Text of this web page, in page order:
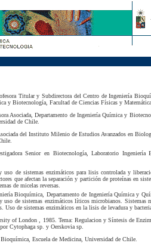
Titular y Subdirectora del Centro de Ingeniería
y Biotecnología, Facultad de Ciencias Físicas y
Asociada, Departamento de Ingeniería Química y
de Chile.
del Instituto Milenio de Estudios Avanzados en
Senior en Biotecnología, Laboratorio
uso de sistemas enzimáticos para lisis controlada y
que afectan la separación y partición de proteínas en
de micelas reversas.
Bioquímica, Departamento de Ingeniería Química y
de sistemas enzimáticos líticos microbianos. Sistemas
Uso de sistemas enzimáticos en la lisis de levadura y
of London , 1985. Tema: Regulacion y Síntesis de
Cytophaga sp. y Oerskovia sp.
Escuela de Medicina, Universidad de Chile.